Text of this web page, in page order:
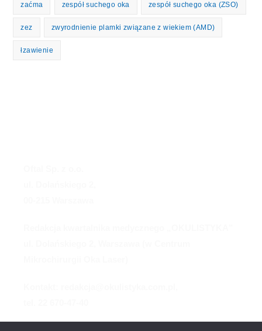
zaćma zespół suchego oka zespół suchego oka (ZSO)
zez zwyrodnienie plamki związane z wiekiem (AMD)
łzawienie